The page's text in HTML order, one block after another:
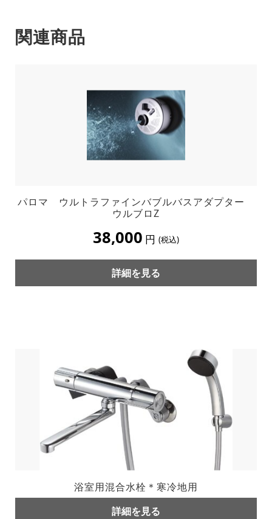
関連商品
パロマ ウルトラファインバブルバスアダプター
ウルブロZ
38,000 円 (税込)
詳細を見る
浴室用混合水栓＊寒冷地用
詳細を見る